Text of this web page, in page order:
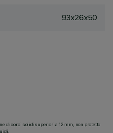
93x26x50
di corpi solidi superiori a 12 mm, non protetto